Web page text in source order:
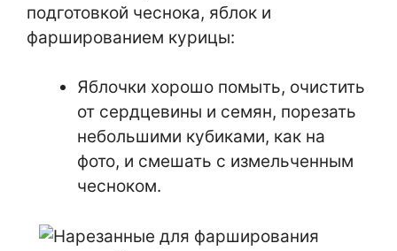
подготовкой чеснока, яблок и
фаршированием курицы:
Яблочки хорошо помыть, очистить
от сердцевины и семян, порезать
небольшими кубиками, как на
фото, и смешать с измельченным
чесноком.